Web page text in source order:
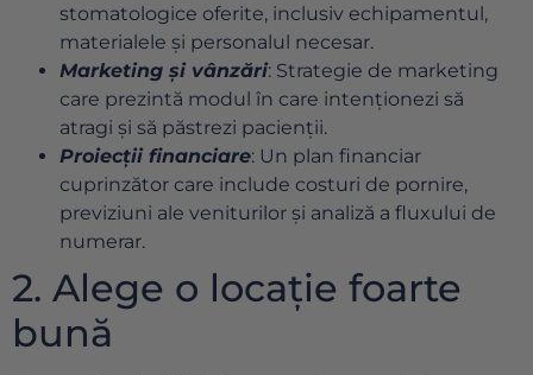
stomatologice oferite, inclusiv echipamentul,
materialele și personalul necesar.
Marketing și vânzări: Strategie de marketing
care prezintă modul în care intenționezi să
atragi și să păstrezi pacienții.
Proiecții financiare: Un plan financiar
cuprinzător care include costuri de pornire,
previziuni ale veniturilor și analiză a fluxului de
numerar.
2. Alege o locație foarte
bună